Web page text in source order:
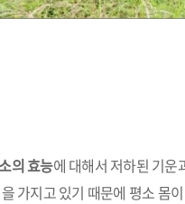
의 효능에 대해서 저하된 기운
가지고 있기 때문에 평소 몸